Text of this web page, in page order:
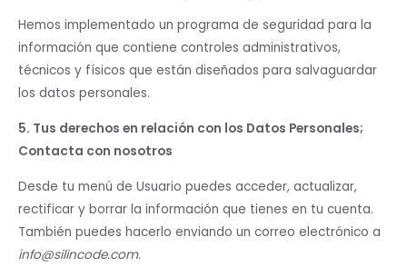
Hemos implementado un programa de seguridad para la
información que contiene controles administrativos,
técnicos y físicos que están diseñados para salvaguardar
los datos personales.
5. Tus derechos en relación con los Datos Personales;
Contacta con nosotros
Desde tu menú de Usuario puedes acceder, actualizar,
rectificar y borrar la información que tienes en tu cuenta.
También puedes hacerlo enviando un correo electrónico a
info@silincode.com.